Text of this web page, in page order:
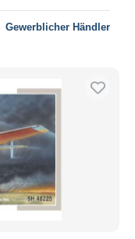
Gewerblicher Händler